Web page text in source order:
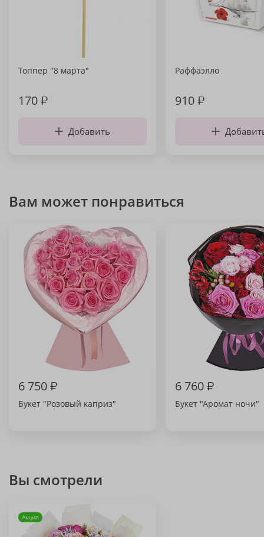
Топпер "8 марта"
170₽
Добавить
Раффаэлло
910₽
Вам может понравиться
6 750₽
Букет "Розовый каприз"
6 760₽
Букет "Аромат ночи"
Вы смотрели
Акция